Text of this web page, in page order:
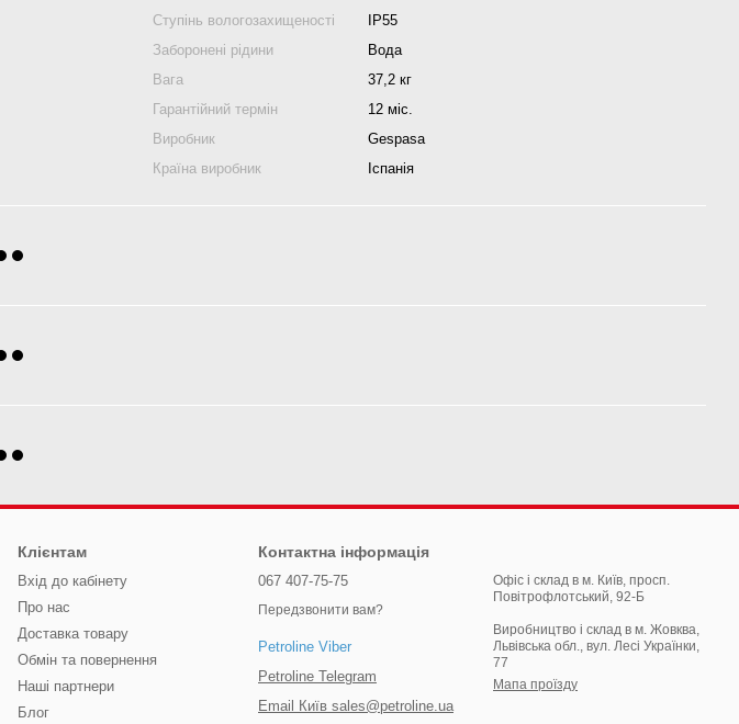
Ступінь вологозахищеності
IP55
Заборонені рідини
Вода
Вага
37,2 кг
Гарантійний термін
12 міс.
Виробник
Gespasa
Країна виробник
Іспанія
Клієнтам
Вхід до кабінету
Про нас
Доставка товару
Обмін та повернення
Наші партнери
Блог
Контактна інформація
067 407-75-75
Передзвонити вам?
Petroline Viber
Petroline Telegram
Email Київ sales@petroline.ua
Офіс і склад в м. Київ, просп.
Повітрофлотський, 92-Б
Виробництво і склад в м. Жовква,
Львівська обл., вул. Лесі Українки,
77
Мапа проїзду